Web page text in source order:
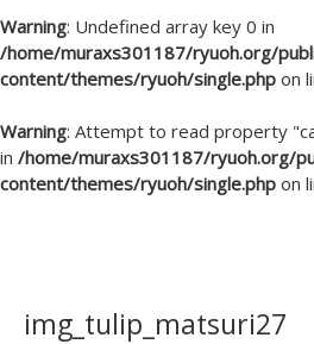
Warning: Undefined array key 0 in
/home/muraxs301187/ryuoh.org/
content/themes/ryuoh/single.php on
Warning: Attempt to read property
in /home/muraxs301187/ryuoh.org/
content/themes/ryuoh/single.php on
img_tulip_matsuri27